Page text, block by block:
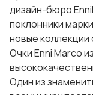
дизайн-бюро
поклонники
новые коллекции
Очки Enni Marco
Один из